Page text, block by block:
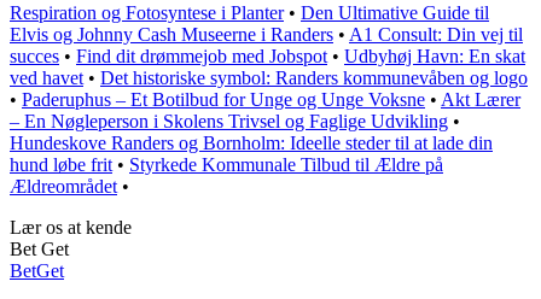
Respiration og Fotosyntese i Planter• Den Ultimative Guide til
Elvis og Johnny Cash Museerne i Randers • A1 Consult: Din vej til
succes • Find dit drømmejob med Jobspot • Udbyhøj Havn: En skat
ved havet • Det historiske symbol: Randers kommunevåben og logo
• Paderuphus – Et Botilbud for Unge og Unge Voksne • Akt Lærer
– En Nøgleperson i Skolens Trivsel og Faglige Udvikling •
Hundeskove Randers og Bornholm: Ideelle steder til at lade din
hund løbe frit • Styrkede Kommunale Tilbud til Ældre på
Ældreområdet •
Lær os at kende
Bet Get
BetGet